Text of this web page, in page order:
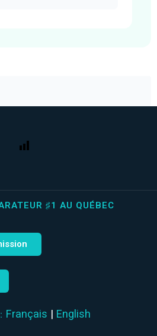
♯1 AU QUÉBEC
Français | English